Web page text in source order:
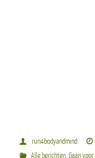
run4bodyandmind
Alle berichten, Gaan